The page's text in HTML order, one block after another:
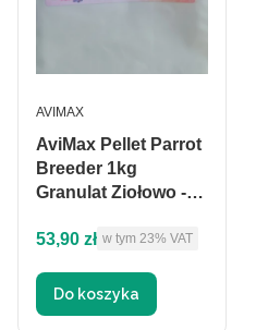
AviMax Pellet Parrot
Breeder 1kg
Granulat Ziołowo -
Warzywny dla
PRODUCENT
AVIMAX
Cena brutto
53,90 zł w tym %s VAT
w tym 23% VAT
Do koszyka